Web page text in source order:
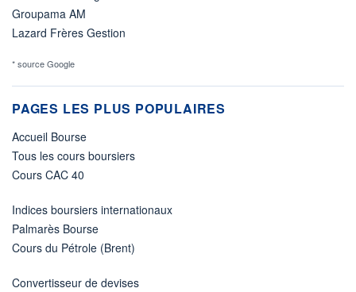
Groupama AM
Lazard Frères Gestion
* source Google
PAGES LES PLUS POPULAIRES
Accueil Bourse
Tous les cours boursiers
Cours CAC 40
Indices boursiers internationaux
Palmarès Bourse
Cours du Pétrole (Brent)
Convertisseur de devises